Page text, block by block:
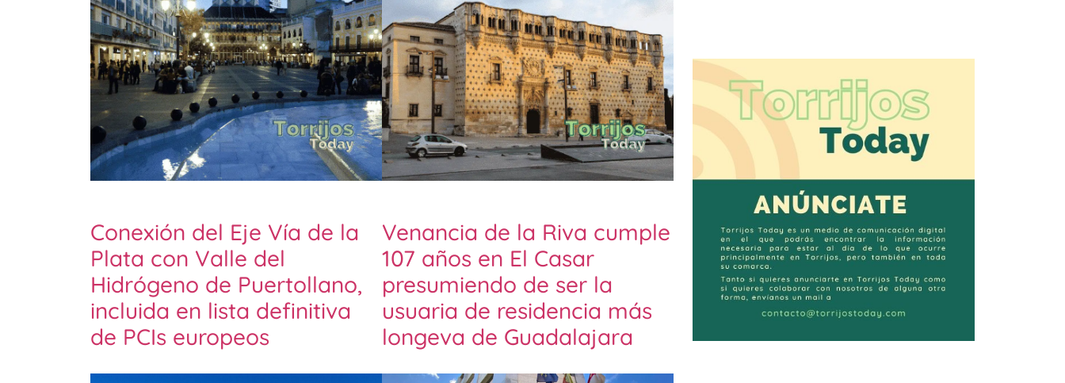
Conexión del Eje Vía de la
Plata con Valle del
Hidrógeno de Puertollano,
incluida en lista definitiva
de PCIs europeos
Venancia de la Riva cumple
107 años en El Casar
presumiendo de ser la
usuaria de residencia más
longeva de Guadalajara